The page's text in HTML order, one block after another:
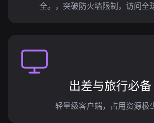
全。，突破防火墙限制，访问全
出差与旅行必备
轻量级客户端，占用资源极